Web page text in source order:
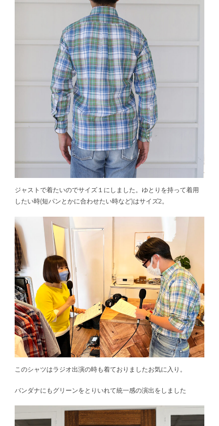
ジャストで着たいのでサイズ１にしました。ゆとりを持って着用
したい時(短パンとかに合わせたい時など)はサイズ2。
このシャツはラジオ出演の時も着ておりましたお気に入り。
バンダナにもグリーンをとりいれて統一感の演出をしました